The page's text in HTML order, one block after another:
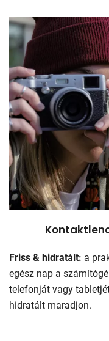
Friss & hidratált: a
egész nap a
telefonját vagy
hidratált maradjon.